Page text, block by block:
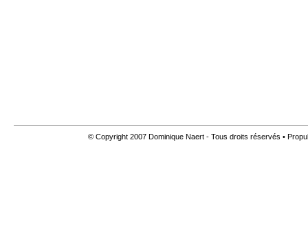
© Copyright 2007 Dominique Naert - Tous droits réservés •